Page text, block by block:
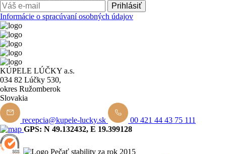
Prihlásiť
Informácie o spracúvaní osobných údajov
KÚPELE LÚČKY a.s.
034 82 Lúčky 530,
okres Ružomberok
Slovakia
recepcia@kupele-lucky.sk
00 421 44 43 75 111
GPS: N 49.132432, E 19.399128